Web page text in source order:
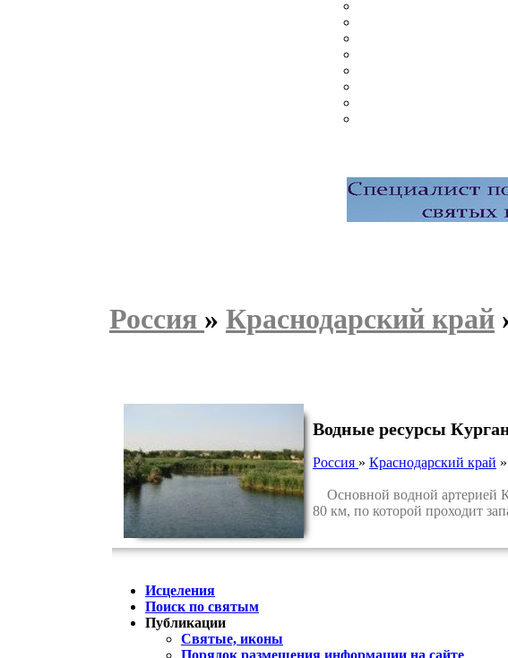
Россия » Краснодарский край
Водные ресурсы
Россия » Краснодарский край »
Основной водной артерией
80 км, по которой проходит
Исцеления
Поиск по святым
Публикации
Святые, иконы